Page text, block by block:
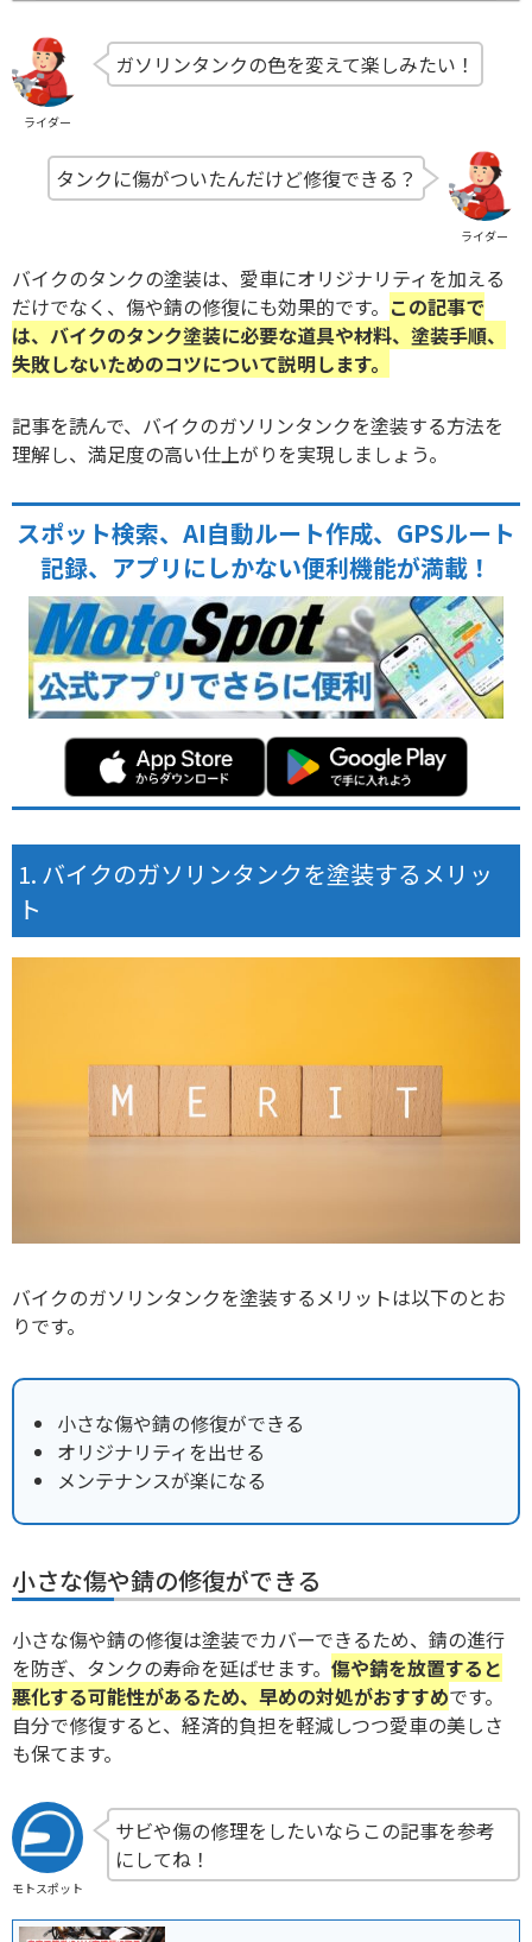
ライダー
ガソリンタンクの色を変えて楽しみたい！
ライダー
タンクに傷がついたんだけど修復できる？
バイクのタンクの塗装は、愛車にオリジナリティを加える
だけでなく、傷や錆の修復にも効果的です。 この記事で
は、バイクのタンク塗装に必要な道具や材料、塗装手順、
失敗しないためのコツについて説明します。
記事を読んで、バイクのガソリンタンクを塗装する方法を
理解し、満足度の高い仕上がりを実現しましょう。
スポット検索、AI自動ルート作成、GPSルート
記録、アプリにしかない便利機能が満載！
バイクのガソリンタンクを塗装するメリッ
ト
バイクのガソリンタンクを塗装するメリットは以下のとお
りです。
小さな傷や錆の修復ができる
オリジナリティを出せる
メンテナンスが楽になる
小さな傷や錆の修復ができる
小さな傷や錆の修復は塗装でカバーできるため、錆の進行
を防ぎ、タンクの寿命を延ばせます。 傷や錆を放置すると
悪化する可能性があるため、早めの対処がおすすめです。
自分で修復すると、経済的負担を軽減しつつ愛車の美しさ
も保てます。
モトスポット
サビや傷の修理をしたいならこの記事を参考
にしてね！